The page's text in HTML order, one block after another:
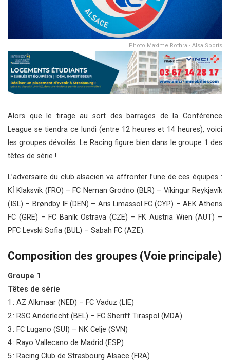
Photo Maxime Rothra - Alsa'Sports
Alors que le tirage au sort des barrages de la Conférence
League se tiendra ce lundi (entre 12 heures et 14 heures), voici
les groupes dévoilés. Le Racing figure bien dans le groupe 1 des
têtes de série !
L’adversaire du club alsacien va affronter l’une de ces équipes :
Kĺ Klaksvík (FRO) – FC Neman Grodno (BLR) – Víkingur Reykjavík
(ISL) – Brøndby IF (DEN) – Aris Limassol FC (CYP) – AEK Athens
FC (GRE) – FC Baník Ostrava (CZE) – FK Austria Wien (AUT) –
PFC Levski Sofia (BUL) – Sabah FC (AZE).
Composition des groupes (Voie principale)
Groupe 1
Têtes de série
1 : AZ Alkmaar (NED) – FC Vaduz (LIE)
2 : RSC Anderlecht (BEL) – FC Sheriff Tiraspol (MDA)
3 : FC Lugano (SUI) – NK Celje (SVN)
4 : Rayo Vallecano de Madrid (ESP)
5 : Racing Club de Strasbourg Alsace (FRA)